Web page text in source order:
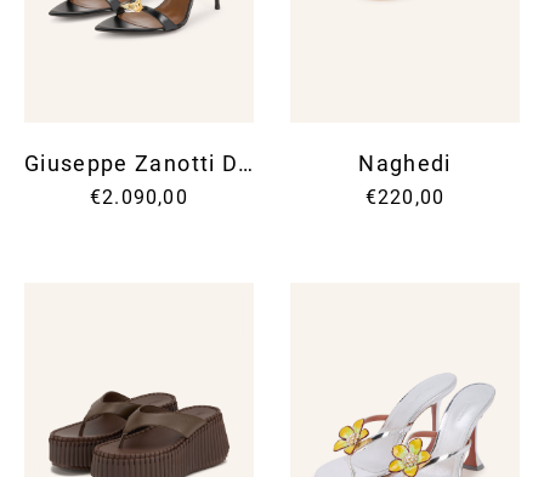
Giuseppe Zanotti Design
€2.090,00
Naghedi
€220,00